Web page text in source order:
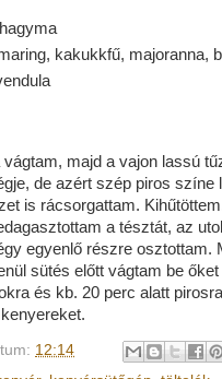
kakukkfű, majoranna,
majd a vajon lassú
de azért szép piros
is rácsorgattam.
a tésztát, az
egyenlő részre
sütés előtt vágtam be
és kb. 20 perc alatt
12:14